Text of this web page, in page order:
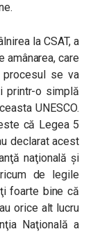
la CSAT, a
amânarea, care
se va
printr-o simplă
UNESCO.
că Legea 5
declarat acest
naţională şi
de legile
foarte bine că
orice alt lucru
Naţională a